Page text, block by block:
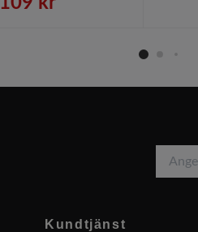
Kundtjänst